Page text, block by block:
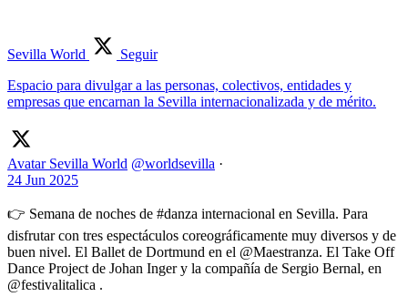
Sevilla World
Seguir
Espacio para divulgar a las personas, colectivos, entidades y
empresas que encarnan la Sevilla internacionalizada y de mérito.
Avatar Sevilla World @worldsevilla ·
24 Jun 2025
👉 Semana de noches de #danza internacional en Sevilla. Para
disfrutar con tres espectáculos coreográficamente muy diversos y de
buen nivel. El Ballet de Dortmund en el @Maestranza. El Take Off
Dance Project de Johan Inger y la compañía de Sergio Bernal, en
@festivalitalica .